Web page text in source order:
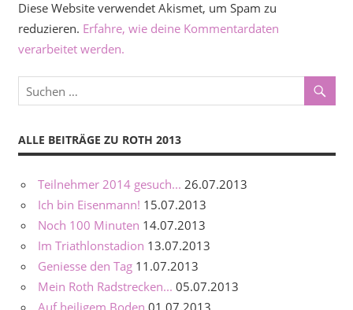
Diese Website verwendet Akismet, um Spam zu
reduzieren. Erfahre, wie deine Kommentardaten
verarbeitet werden.
ALLE BEITRÄGE ZU ROTH 2013
Teilnehmer 2014 gesuch... 26.07.2013
Ich bin Eisenmann! 15.07.2013
Noch 100 Minuten 14.07.2013
Im Triathlonstadion 13.07.2013
Geniesse den Tag 11.07.2013
Mein Roth Radstrecken... 05.07.2013
Auf heiligem Boden 01.07.2013